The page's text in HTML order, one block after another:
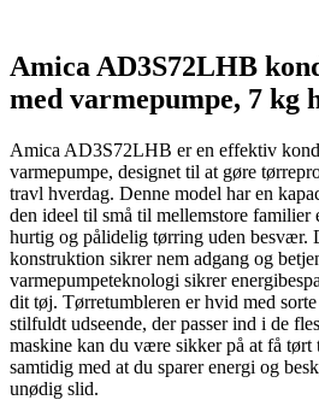
Amica AD3S72LHB
med varmepumpe, 7 kg
Amica AD3S72LHB er en effektiv
varmepumpe, designet til at gøre
travl hverdag. Denne model har en
den ideel til små til mellemstore familier
hurtig og pålidelig tørring uden besvær.
konstruktion sikrer nem adgang og
varmepumpeteknologi sikrer
dit tøj. Tørretumbleren er hvid med
stilfuldt udseende, der passer ind i de
maskine kan du være sikker på at få
samtidig med at du sparer energi og
unødig slid.